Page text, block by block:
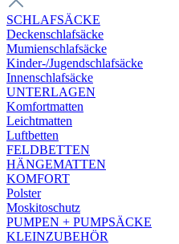
SCHLAFSÄCKE
Deckenschlafsäcke
Mumienschlafsäcke
Kinder-/Jugendschlafsäcke
Innenschlafsäcke
UNTERLAGEN
Komfortmatten
Leichtmatten
Luftbetten
FELDBETTEN
HÄNGEMATTEN
KOMFORT
Polster
Moskitoschutz
PUMPEN + PUMPSÄCKE
KLEINZUBEHÖR